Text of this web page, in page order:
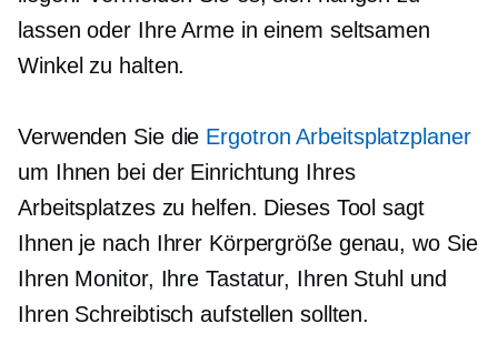
lassen oder Ihre Arme in einem seltsamen
Winkel zu halten.
Verwenden Sie die Ergotron Arbeitsplatzplaner
um Ihnen bei der Einrichtung Ihres
Arbeitsplatzes zu helfen. Dieses Tool sagt
Ihnen je nach Ihrer Körpergröße genau, wo Sie
Ihren Monitor, Ihre Tastatur, Ihren Stuhl und
Ihren Schreibtisch aufstellen sollten.